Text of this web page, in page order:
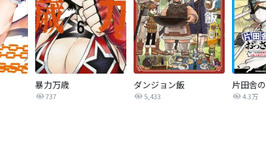
暴力万歳
737
ダンジョン飯
5,433 4.3万